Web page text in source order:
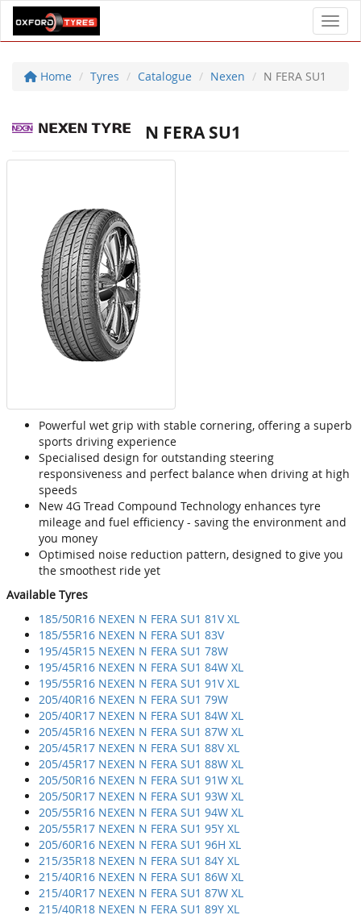
Home Tyres Catalogue Nexen N FERA SU1
N FERA SU1
Powerful wet grip with stable cornering, offering a superb
sports driving experience
Specialised design for outstanding steering
responsiveness and perfect balance when driving at high
speeds
New 4G Tread Compound Technology enhances tyre
mileage and fuel efficiency - saving the environment and
you money
Optimised noise reduction pattern, designed to give you
the smoothest ride yet
Available Tyres
185/50R16 NEXEN N FERA SU1 81V XL
185/55R16 NEXEN N FERA SU1 83V
195/45R15 NEXEN N FERA SU1 78W
195/45R16 NEXEN N FERA SU1 84W XL
195/55R16 NEXEN N FERA SU1 91V XL
205/40R16 NEXEN N FERA SU1 79W
205/40R17 NEXEN N FERA SU1 84W XL
205/45R16 NEXEN N FERA SU1 87W XL
205/45R17 NEXEN N FERA SU1 88V XL
205/45R17 NEXEN N FERA SU1 88W XL
205/50R16 NEXEN N FERA SU1 91W XL
205/50R17 NEXEN N FERA SU1 93W XL
205/55R16 NEXEN N FERA SU1 94W XL
205/55R17 NEXEN N FERA SU1 95Y XL
205/60R16 NEXEN N FERA SU1 96H XL
215/35R18 NEXEN N FERA SU1 84Y XL
215/40R16 NEXEN N FERA SU1 86W XL
215/40R17 NEXEN N FERA SU1 87W XL
215/40R18 NEXEN N FERA SU1 89Y XL